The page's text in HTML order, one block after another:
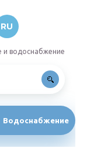
RU
и водоснабжение
Водоснабжение